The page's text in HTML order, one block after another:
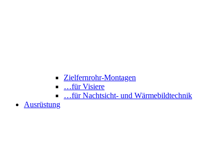
Zielfernrohr-Montagen
…für Visiere
…für Nachtsicht- und Wärmebildtechnik
Ausrüstung